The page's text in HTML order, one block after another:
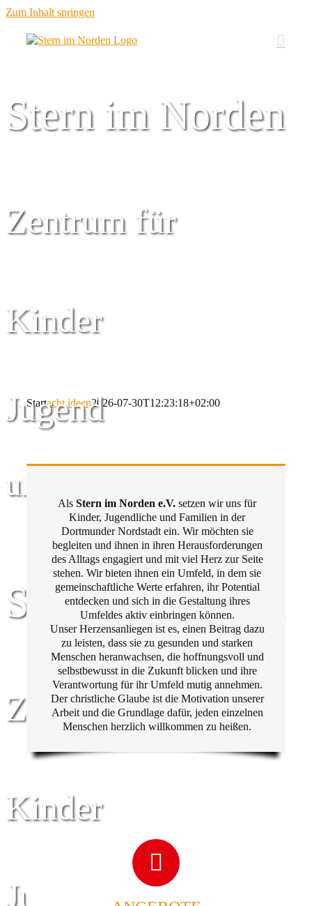
Zum Inhalt springen
Stern im Norden
Zentrum für
Kinder
Jugend
und Familie
Stern im Norden
Zentrum für
Kinder
Jugend
Startacht ideen2026-07-30T12:23:18+02:00
Als Stern im Norden e.V. setzen wir uns für
Kinder, Jugendliche und Familien in der
Dortmunder Nordstadt ein. Wir möchten sie
begleiten und ihnen in ihren Herausforderungen
des Alltags engagiert und mit viel Herz zur Seite
stehen. Wir bieten ihnen ein Umfeld, in dem sie
gemeinschaftliche Werte erfahren, ihr Potential
entdecken und sich in die Gestaltung ihres
Umfeldes aktiv einbringen können.
Unser Herzensanliegen ist es, einen Beitrag dazu
zu leisten, dass sie zu gesunden und starken
Menschen heranwachsen, die hoffnungsvoll und
selbstbewusst in die Zukunft blicken und ihre
Verantwortung für ihr Umfeld mutig annehmen.
Der christliche Glaube ist die Motivation unserer
Arbeit und die Grundlage dafür, jeden einzelnen
Menschen herzlich willkommen zu heißen.